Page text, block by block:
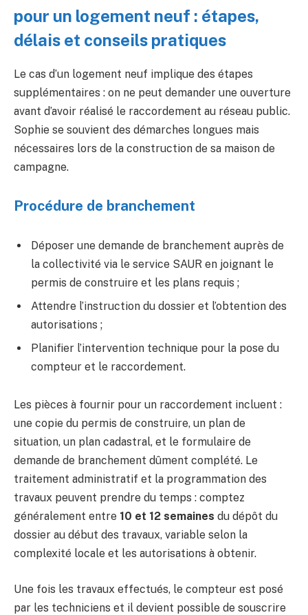
pour un logement neuf : étapes,
délais et conseils pratiques
Le cas d’un logement neuf implique des étapes
supplémentaires : on ne peut demander une ouverture
avant d’avoir réalisé le raccordement au réseau public.
Sophie se souvient des démarches longues mais
nécessaires lors de la construction de sa maison de
campagne.
Procédure de branchement
Déposer une demande de branchement auprès de
la collectivité via le service SAUR en joignant le
permis de construire et les plans requis ;
Attendre l’instruction du dossier et l’obtention des
autorisations ;
Planifier l’intervention technique pour la pose du
compteur et le raccordement.
Les pièces à fournir pour un raccordement incluent :
une copie du permis de construire, un plan de
situation, un plan cadastral, et le formulaire de
demande de branchement dûment complété. Le
traitement administratif et la programmation des
travaux peuvent prendre du temps : comptez
généralement entre 10 et 12 semaines du dépôt du
dossier au début des travaux, variable selon la
complexité locale et les autorisations à obtenir.
Une fois les travaux effectués, le compteur est posé
par les techniciens et il devient possible de souscrire